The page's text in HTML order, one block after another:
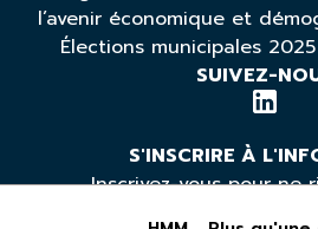
l’avenir économique et
Élections municipales
SUIVEZ-
S'INSCRIRE À
Inscrivez-vous pour ne